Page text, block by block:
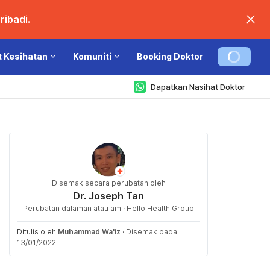
Kesihatan Komuniti Booking Doktor
Dapatkan Nasihat Doktor
Disemak secara perubatan oleh
Dr. Joseph Tan
Perubatan dalaman atau am · Hello Health Group
Ditulis oleh Muhammad Wa'iz · Disemak pada
13/01/2022